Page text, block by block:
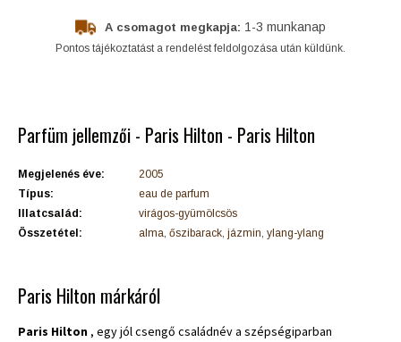
A csomagot megkapja: 1-3 munkanap
Pontos tájékoztatást a rendelést feldolgozása után küldünk.
Parfüm jellemzői - Paris Hilton - Paris Hilton
Megjelenés éve:
2005
Típus:
eau de parfum
Illatcsalád:
virágos-gyümölcsös
Összetétel:
alma, őszibarack, jázmin, ylang-ylang
Paris Hilton márkáról
Paris Hilton , egy jól csengő családnév a szépségiparban